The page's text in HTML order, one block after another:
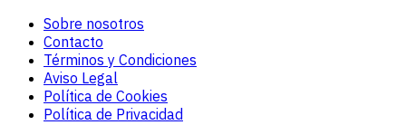
Sobre nosotros
Contacto
Términos y Condiciones
Aviso Legal
Política de Cookies
Política de Privacidad